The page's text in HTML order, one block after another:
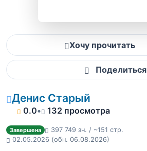
Хочу прочитать
Поделиться
Денис Старый
0.0• 132 просмотра
Завершена
397 749 зн. / ~151 стр.
02.05.2026 (обн. 06.08.2026)